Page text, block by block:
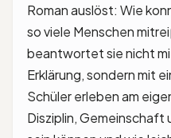
Roman auslöst: Wie
so viele Menschen
beantwortet sie nicht
Erklärung, sondern mit
Schüler erleben am
Disziplin, Gemeinschaft